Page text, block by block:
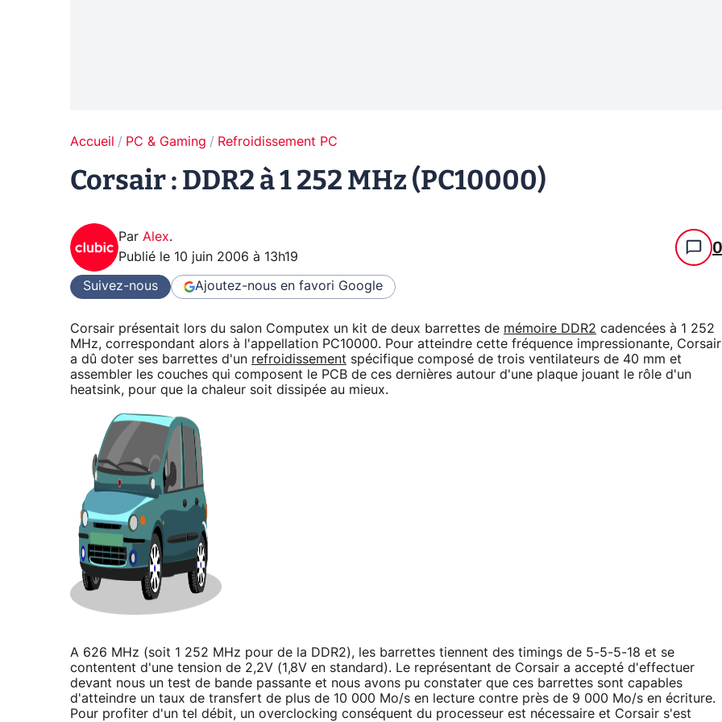
Accueil PC & Gaming Refroidissement PC
Corsair : DDR2 à 1 252 MHz (PC10000)
Par Alex.
Publié le 10 juin 2006 à 13h19 0
Suivez-nous Ajoutez-nous en favori Google
Corsair présentait lors du salon Computex un kit de deux barrettes de mémoire DDR2 cadencées à 1 252
MHz, correspondant alors à l'appellation PC10000. Pour atteindre cette fréquence impressionante, Corsair
a dû doter ses barrettes d'un refroidissement spécifique composé de trois ventilateurs de 40 mm et
assembler les couches qui composent le PCB de ces dernières autour d'une plaque jouant le rôle d'un
heatsink, pour que la chaleur soit dissipée au mieux.
A 626 MHz (soit 1 252 MHz pour de la DDR2), les barrettes tiennent des timings de 5-5-5-18 et se
contentent d'une tension de 2,2V (1,8V en standard). Le représentant de Corsair a accepté d'effectuer
devant nous un test de bande passante et nous avons pu constater que ces barrettes sont capables
d'atteindre un taux de transfert de plus de 10 000 Mo/s en lecture contre près de 9 000 Mo/s en écriture.
Pour profiter d'un tel débit, un overclocking conséquent du processeur est nécessaire et Corsair s'est